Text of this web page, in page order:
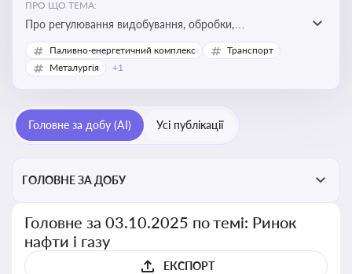
ПРО ЩО ТЕМА:
Про регулювання видобування, обробки,
транспортування та реалізації нафти й природного
газу, що критично важливо для енергетичної безпеки,
Паливно-енергетичний комплекс
Транспорт
Металургія
+1
Головне за добу (AI) Усі публікації
ГОЛОВНЕ ЗА ДОБУ
Головне за 03.10.2025 по темі: Ринок
нафти і газу
ЕКСПОРТ